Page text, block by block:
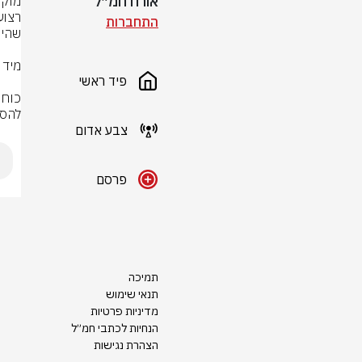
התחברות
פיד ראשי
צבע אדום
פרסם
תמיכה
תנאי שימוש
מדיניות פרטיות
הנחיות לכתבי חמ״ל
הצהרת נגישות